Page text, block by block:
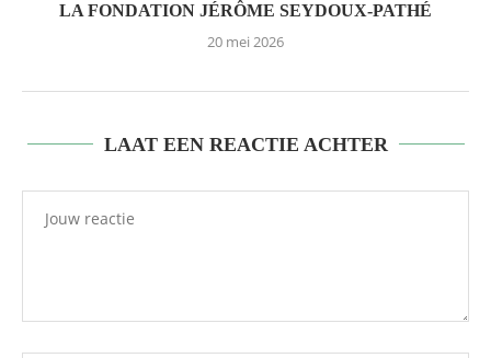
LA FONDATION JÉRÔME SEYDOUX-PATHÉ
20 mei 2026
LAAT EEN REACTIE ACHTER